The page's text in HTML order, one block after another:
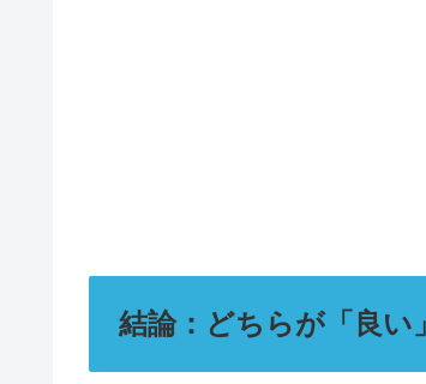
結論：どちらが「良い